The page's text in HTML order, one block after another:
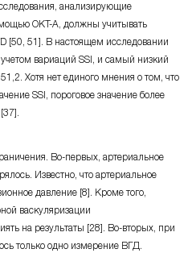
анализирующие
OКT-A, должны учитывать
[50, 51]. В настоящем исследовании
вариаций SSI, и самый низкий
Хотя нет единого мнения о том, что
SSI, пороговое значение более
Во-первых, артериальное
Известно, что артериальное
давление [8]. Кроме того,
васкуляризации
на результаты [28]. Во-вторых, при
только одно измерение ВГД.